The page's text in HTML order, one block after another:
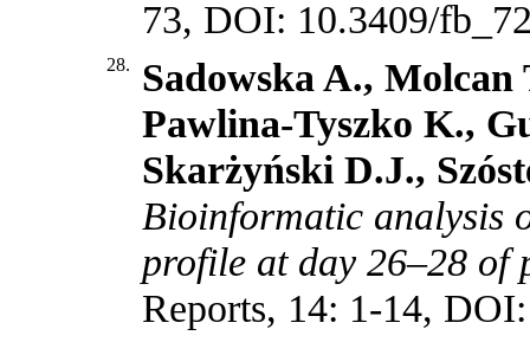
73, DOI: 10.3409/
28.
Sadowska A.,
Pawlina-Tyszko K.,
Skarżyński D.J.,
Bioinformatic analysis
profile at day 26–28 of
Reports, 14: 1-14,